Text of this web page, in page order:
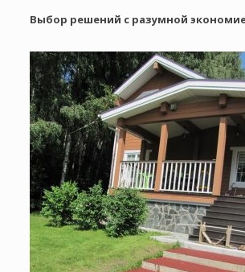
Выбор решений с разумной